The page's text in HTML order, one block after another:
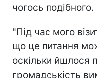
чогось подібного.
"Під час мого
що це питання
оскільки йшлося
громадськість